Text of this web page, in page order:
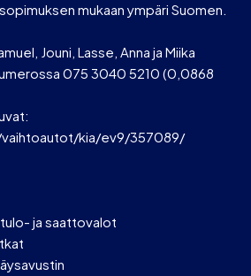
mukaan ympäri Suomen.
Jouni, Lasse, Anna ja Miika
075 3040 5210 (0,0868
kia/ev9/357089/
ja saattovalot